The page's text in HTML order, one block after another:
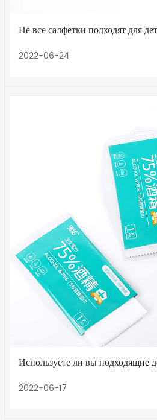
Не все салфетки подходят для
2022-06-24
2022-06-17